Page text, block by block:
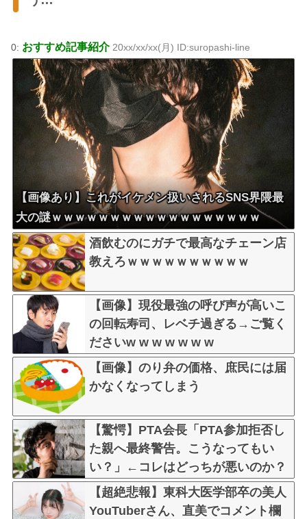
0: おすすめ記事紹介20xx/xx/xx(月) ID:suropashi-line
【画像あり】これがイケメン扱いされるSNS界隈最
大の謎ｗｗｗｗｗｗｗｗｗｗｗｗｗｗｗｗｗｗ
酒飲むのにガチで最高なチェーン店
教えろｗｗｗｗｗｗｗｗｗｗ
【画像】現役最強の呼び声が高いこ
の回転寿司、レベチ過ぎる→ご覧く
ださいw w w w w w w
【画像】のり弁の価格、庶民には届
かなくなってしまう
【驚愕】PTA会長「PTA参加拒否し
た親へ最終警告。こうなってもい
い？」←コレはどっちが悪いのか？
大論争が巻き起こってしまう…
【超絶悲報】東科大医学部卒の美人
YouTuberさん、直美でコメント欄